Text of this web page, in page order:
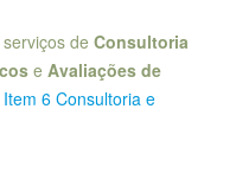
de Consultoria
e Avaliações de
Item 6 Consultoria e